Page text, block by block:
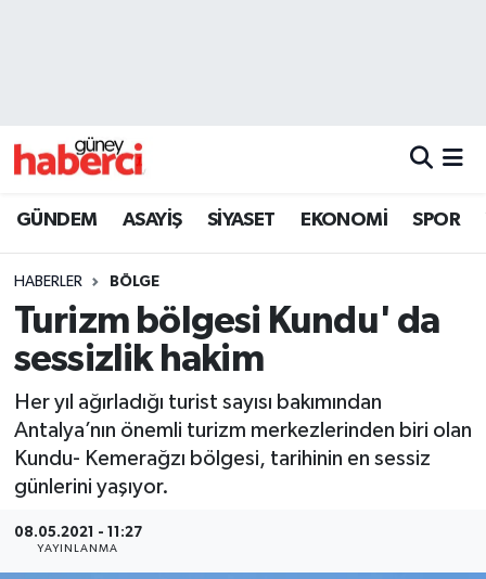
GÜNDEM ASAYİŞ SİYASET EKONOMİ SPOR
HABERLER BÖLGE
Turizm bölgesi Kundu' da
sessizlik hakim
Her yıl ağırladığı turist sayısı bakımından
Antalya’nın önemli turizm merkezlerinden biri olan
Kundu- Kemerağzı bölgesi, tarihinin en sessiz
günlerini yaşıyor.
08.05.2021 - 11:27
YAYINLANMA
Beyoğlu Trafik Yoğunluk Haritası
Son Dakika Haberleri
Haber Arşivi